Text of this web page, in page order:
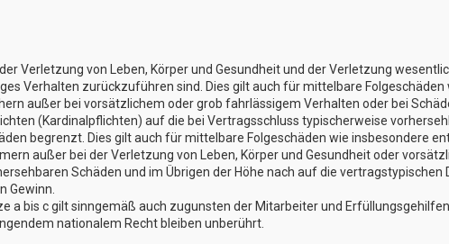
Verletzung von Leben, Körper und Gesundheit und der Verletzung
Verhalten zurückzuführen sind. Dies gilt auch für mittelbare Folgeschäden
außer bei vorsätzlichem oder grob fahrlässigem Verhalten oder bei
(Kardinalpflichten) auf die bei Vertragsschluss typischerweise
begrenzt. Dies gilt auch für mittelbare Folgeschäden wie insbesondere
außer bei der Verletzung von Leben, Körper und Gesundheit oder
Schäden und im Übrigen der Höhe nach auf die
Gewinn.
a bis c gilt sinngemäß auch zugunsten der Mitarbeiter und
nationalem Recht bleiben unberührt.